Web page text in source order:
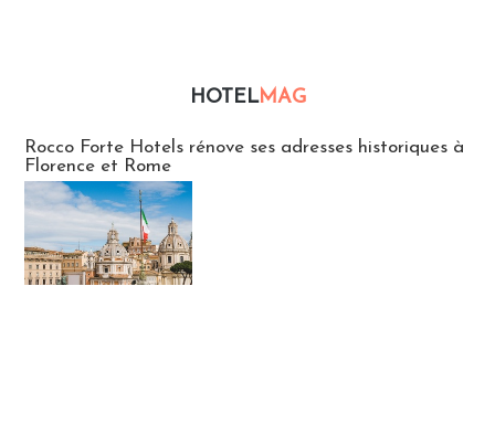
HOTELMAG
Rocco Forte Hotels rénove ses adresses historiques à
Florence et Rome